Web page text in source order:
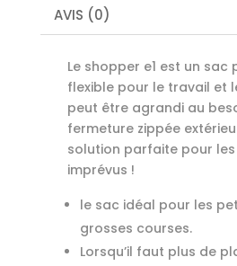
AVIS (0)
Le shopper e1 est un sac
flexible pour le travail et
peut être agrandi au
fermeture zippée
solution parfaite pour
imprévus !
le sac idéal pour les
grosses courses.
Lorsqu’il faut plus de